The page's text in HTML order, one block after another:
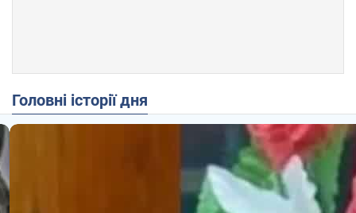
Головні історії дня